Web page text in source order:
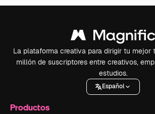
La plataforma creativa para dirigir tu mejor
millón de suscriptores entre creativos,
estudios.
Español
Productos